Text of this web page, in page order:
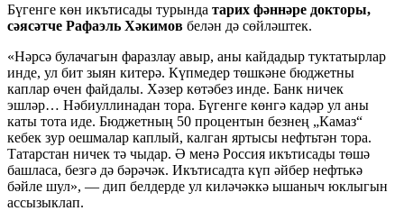
Бүгенге көн икътисады турында тарих фәннәре докторы,
сәясәтче Рафаэль Хәкимов белән дә сөйләштек.
«Нәрсә булачагын фаразлау авыр, аны кайдадыр туктатырлар
инде, ул бит зыян китерә. Күпмедер төшкәне бюджетны
каплар өчен файдалы. Хәзер көтәбез инде. Банк ничек
эшләр… Нәбиуллинадан тора. Бүгенге көнгә кадәр ул аны
каты тота иде. Бюджетның 50 процентын безнең „Камаз“
кебек зур оешмалар каплый, калган яртысы нефтьтән тора.
Татарстан ничек тә чыдар. Ә менә Россия икътисады төшә
башласа, безгә дә бәрәчәк. Икътисадта күп әйбер нефтькә
бәйле шул», — дип белдерде ул киләчәккә ышаныч юклыгын
ассызыклап.